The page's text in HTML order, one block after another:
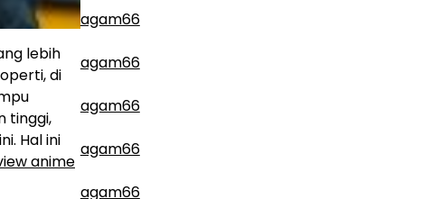
lebih
di
tinggi,
Hal ini
anime
agam66
agam66
agam66
agam66
agam66